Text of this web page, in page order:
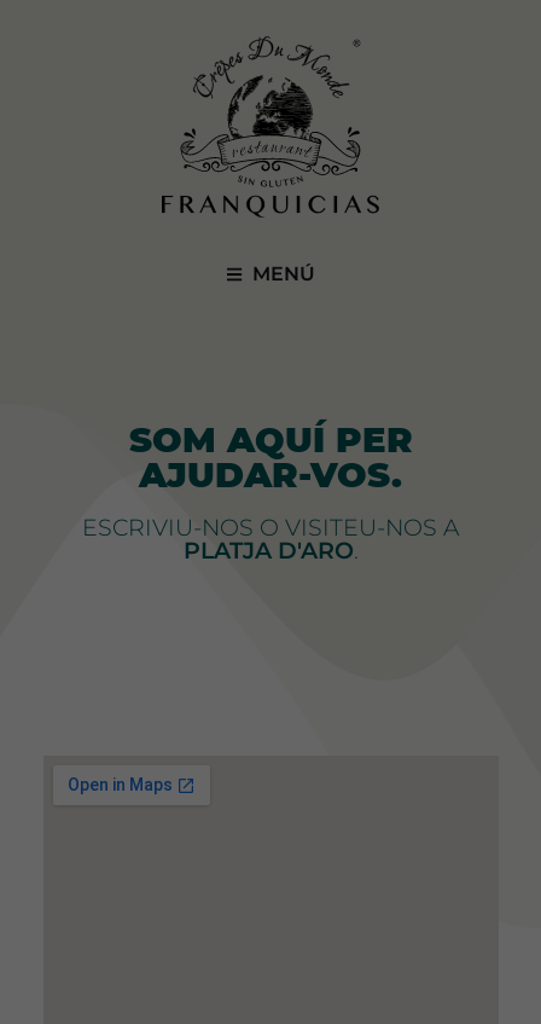
MENÚ
SOM AQUÍ PER
AJUDAR-VOS.
ESCRIVIU-NOS O VISITEU-NOS A
PLATJA D'ARO.